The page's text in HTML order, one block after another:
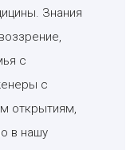
Знания
с
с
открытиям,
в нашу